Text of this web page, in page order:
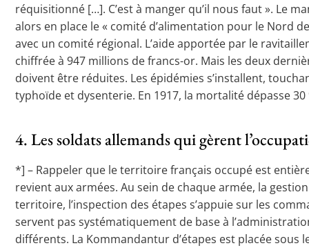
réquisitionné […]. C’est à manger qu’il nous faut ». Le
alors en place le « comité d’alimentation pour le Nord
avec un comité régional. L’aide apportée par le
chiffrée à 947 millions de francs-or. Mais les deux
doivent être réduites. Les épidémies s’installent,
typhoïde et dysenterie. En 1917, la mortalité dépasse 30
4. Les soldats allemands qui gèrent
*] – Rappeler que le territoire français occupé est
revient aux armées. Au sein de chaque armée, la
territoire, l’inspection des étapes s’appuie sur les
servent pas systématiquement de base à
différents. La Kommandantur d’étapes est placée